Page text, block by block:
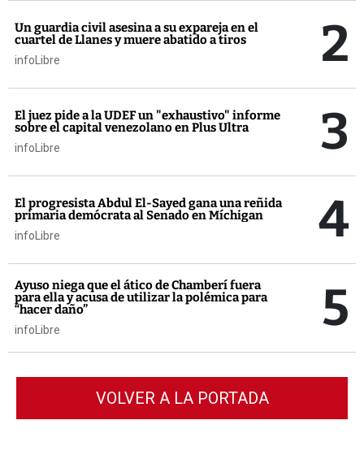
Un guardia civil asesina a su expareja en el
cuartel de Llanes y muere abatido a tiros
infoLibre 2
El juez pide a la UDEF un "exhaustivo" informe
sobre el capital venezolano en Plus Ultra
infoLibre 3
El progresista Abdul El-Sayed gana una reñida
primaria demócrata al Senado en Míchigan
infoLibre 4
Ayuso niega que el ático de Chamberí fuera
para ella y acusa de utilizar la polémica para
“hacer daño”
infoLibre 5
VOLVER A LA PORTADA